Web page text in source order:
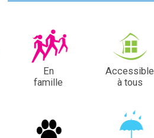
En
famille
Accessible
à tous